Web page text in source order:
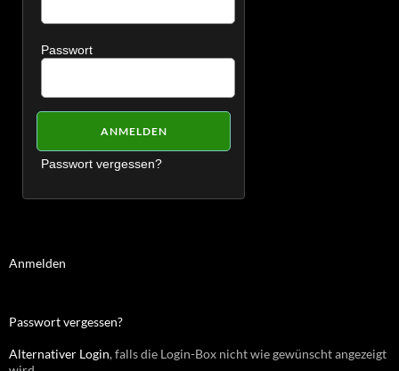
Passwort
Passwort vergessen?
Anmelden
Passwort vergessen?
Alternativer Login, falls die Login-Box nicht wie gewünscht angezeigt